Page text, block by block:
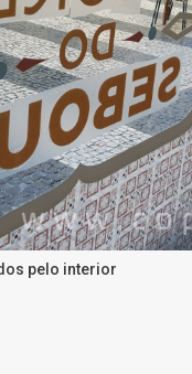
pelo interior